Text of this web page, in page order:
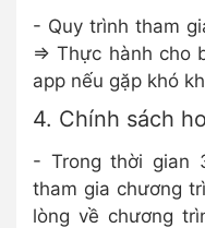
- Quy trình tham
=> Thực hành cho
app nếu gặp khó
4. Chính sách
- Trong thời gian
tham gia chương
lòng về chương